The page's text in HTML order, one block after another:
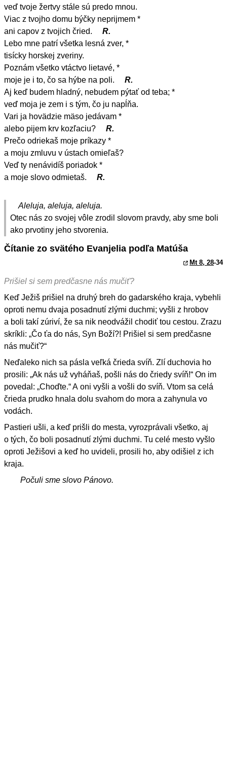
veď tvoje žertvy stále sú predo mnou.
Viac z tvojho domu býčky neprijmem *
ani capov z tvojich čried.
R.
Lebo mne patrí všetka lesná zver, *
tisícky horskej zveriny.
Poznám všetko vtáctvo lietavé, *
moje je i to, čo sa hýbe na poli.
R.
Aj keď budem hladný, nebudem pýtať od teba; *
veď moja je zem i s tým, čo ju napĺňa.
Vari ja hovädzie mäso jedávam *
alebo pijem krv kozľaciu?
R.
Prečo odriekaš moje príkazy *
a moju zmluvu v ústach omieľaš?
Veď ty nenávidíš poriadok *
a moje slovo odmietaš.
R.
Aleluja, aleluja, aleluja.
Otec nás zo svojej vôle zrodil slovom pravdy, aby sme boli
ako prvotiny jeho stvorenia.
Čítanie zo svätého Evanjelia podľa Matúša
Mt 8, 28-34
Prišiel si sem predčasne nás mučiť?
Keď Ježiš prišiel na druhý breh do gadarského kraja, vybehli
oproti nemu dvaja posadnutí zlými duchmi; vyšli z hrobov
a boli takí zúriví, že sa nik neodvážil chodiť tou cestou. Zrazu
skríkli: „Čo ťa do nás, Syn Boží?! Prišiel si sem predčasne
nás mučiť?“
Neďaleko nich sa pásla veľká črieda svíň. Zlí duchovia ho
prosili: „Ak nás už vyháňaš, pošli nás do čriedy svíň!“ On im
povedal: „Choďte.“ A oni vyšli a vošli do svíň. Vtom sa celá
črieda prudko hnala dolu svahom do mora a zahynula vo
vodách.
Pastieri ušli, a keď prišli do mesta, vyrozprávali všetko, aj
o tých, čo boli posadnutí zlými duchmi. Tu celé mesto vyšlo
oproti Ježišovi a keď ho uvideli, prosili ho, aby odišiel z ich
kraja.
Počuli sme slovo Pánovo.